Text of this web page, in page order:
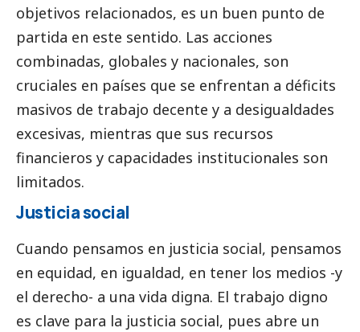
objetivos relacionados, es un buen punto de
partida en este sentido. Las acciones
combinadas, globales y nacionales, son
cruciales en países que se enfrentan a déficits
masivos de trabajo decente y a desigualdades
excesivas, mientras que sus recursos
financieros y capacidades institucionales son
limitados.
Justiciasocial
Cuando pensamos en justicia social, pensamos
en equidad, en igualdad, en tener los medios -y
el derecho- a una vida digna. El trabajo digno
es clave para la justicia social, pues abre un